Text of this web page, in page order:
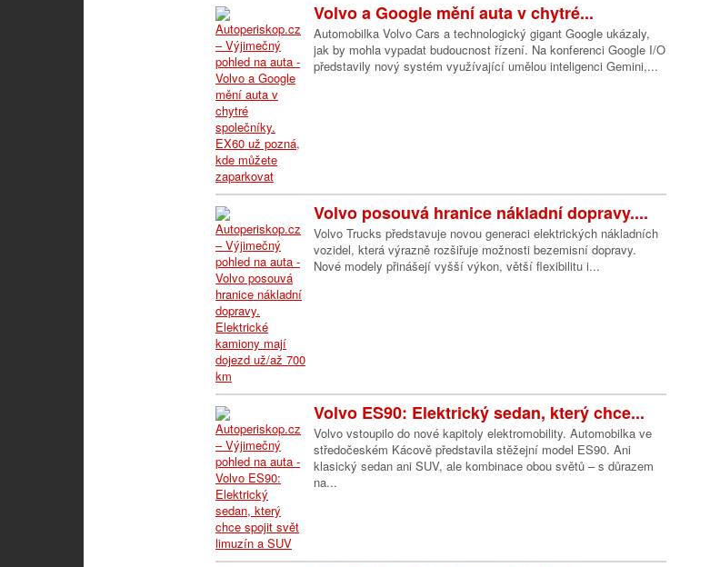
Volvo a Google mění auta v chytré...
Automobilka Volvo Cars a technologický gigant Google ukázaly,
jak by mohla vypadat budoucnost řízení. Na konferenci Google I/O
představily nový systém využívající umělou inteligenci Gemini,...
Volvo posouvá hranice nákladní dopravy....
Volvo Trucks představuje novou generaci elektrických nákladních
vozidel, která výrazně rozšiřuje možnosti bezemisní dopravy.
Nové modely přinášejí vyšší výkon, větší flexibilitu i...
Volvo ES90: Elektrický sedan, který chce...
Volvo vstoupilo do nové kapitoly elektromobility. Automobilka ve
středočeském Kácově představila stěžejní model ES90. Ani
klasický sedan ani SUV, ale kombinace obou světů – s důrazem
na...